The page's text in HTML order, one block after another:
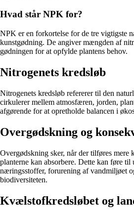
Hvad står NPK for?
NPK er en forkortelse for de tre vigtigste
kunstgødning. De angiver mængden af
gødningen for at opfylde plantens behov.
Nitrogenets kredsløb
Nitrogenets kredsløb refererer til den
cirkulerer mellem atmosfæren, jorden,
afgørende for at opretholde balancen i
Overgødskning og
Overgødskning sker, når der tilføres mere
planterne kan absorbere. Dette kan føre til
næringsstoffer, forurening af vandmiljøet
biodiversiteten.
Kvælstofkredsløbet og